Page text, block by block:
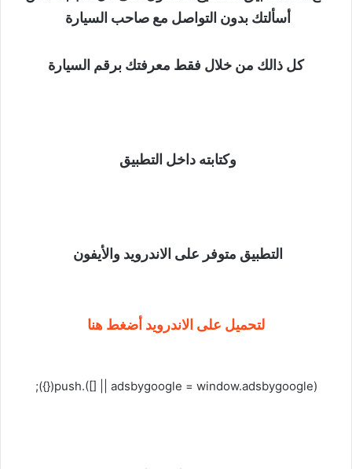
أسألتك بدون التواصل مع صاحب السيارة
كل ذالك من خلال فقط معرفتك برقم السيارة
وكتابته داخل التطبيق
التطبيق متوفر على الاندرويد والأيفون
لتحميل على الاندرويد أضغط هنا
(adsbygoogle = window.adsbygoogle || []).push({});